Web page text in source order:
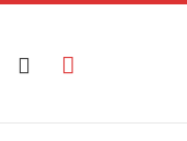
LinkedIn